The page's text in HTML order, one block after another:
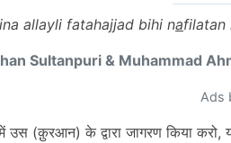
allayli fatahajjad bihi nafilatan
Sultanpuri & Muhammad
Ads
(क़ुरआन) के द्वारा जागरण किया करो,